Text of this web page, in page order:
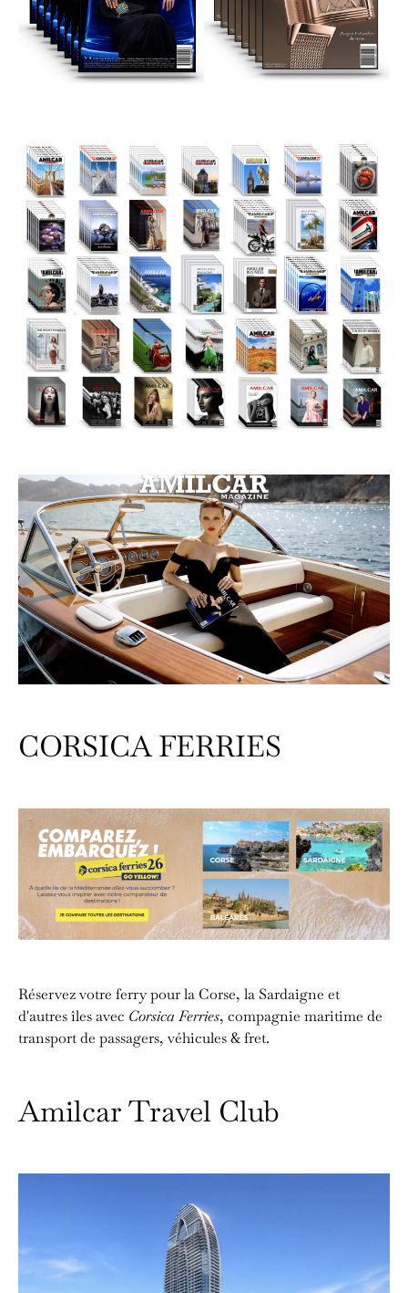
CORSICA FERRIES
Réservez votre ferry pour la Corse, la Sardaigne et
d'autres îles avec Corsica Ferries, compagnie maritime de
transport de passagers, véhicules & fret.
Amilcar Travel Club